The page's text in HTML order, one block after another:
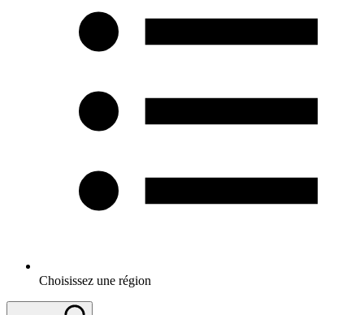
Choisissez une région